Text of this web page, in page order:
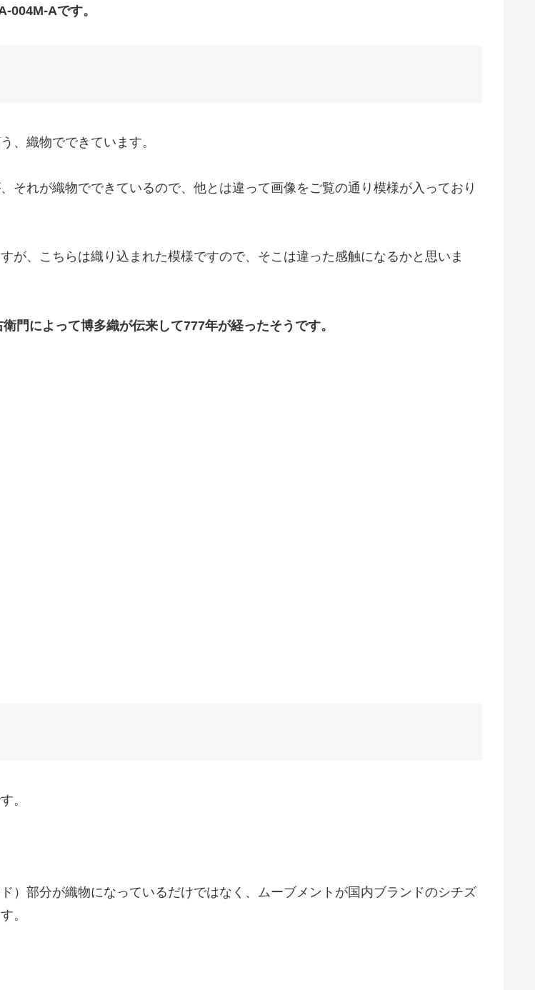
004M-Aです。
、織物でできています。
それが織物でできているので、他とは違って画像をご覧の通り模様が入っており
が、こちらは織り込まれた模様ですので、そこは違った感触になるかと思いま
門によって博多織が伝来して777年が経ったそうです。
。
）部分が織物になっているだけではなく、ムーブメントが国内ブランドのシチズ
。